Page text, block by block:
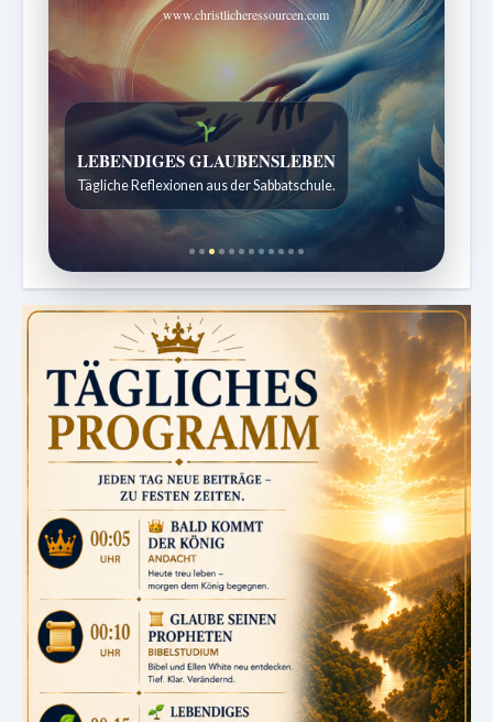
www.christlicheressourcen.com
Bibelgeschichten zum Staunen
Kindergeschichten für 7 bis 12 Jahre.